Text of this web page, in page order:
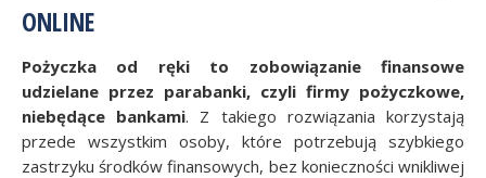
ONLINE
Pożyczka od ręki to zobowiązanie finansowe
udzielane przez parabanki, czyli firmy pożyczkowe,
niebędące bankami. Z takiego rozwiązania korzystają
przede wszystkim osoby, które potrzebują szybkiego
zastrzyku środków finansowych, bez konieczności wnikliwej